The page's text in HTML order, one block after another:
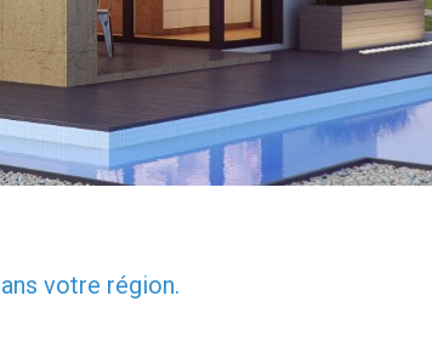
votre région.